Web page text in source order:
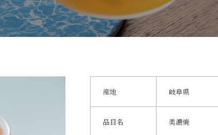
産地 岐阜県
品目名 美濃焼